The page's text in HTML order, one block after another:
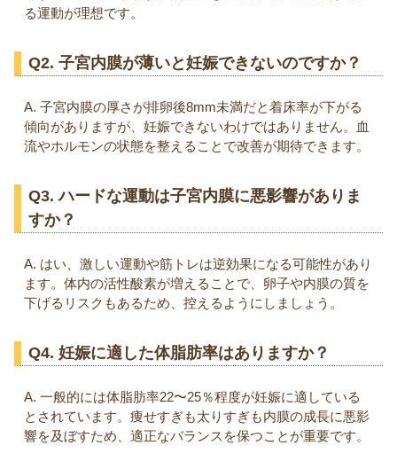
る運動が理想です。
Q2. 子宮内膜が薄いと妊娠できないのですか？
A. 子宮内膜の厚さが排卵後8mm未満だと着床率が下がる
傾向がありますが、妊娠できないわけではありません。血
流やホルモンの状態を整えることで改善が期待できます。
Q3. ハードな運動は子宮内膜に悪影響がありま
すか？
A. はい、激しい運動や筋トレは逆効果になる可能性があり
ます。体内の活性酸素が増えることで、卵子や内膜の質を
下げるリスクもあるため、控えるようにしましょう。
Q4. 妊娠に適した体脂肪率はありますか？
A. 一般的には体脂肪率22〜25％程度が妊娠に適している
とされています。痩せすぎも太りすぎも内膜の成長に悪影
響を及ぼすため、適正なバランスを保つことが重要です。